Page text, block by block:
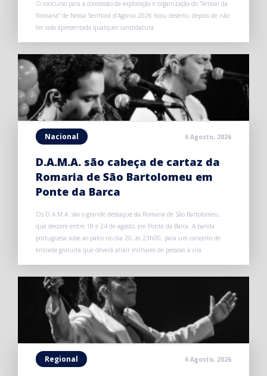
O concurso para a concessão da exploração e organização do “Arraial da
Romaria” de Nossa Senhora d’Agonia 2026 ficou deserto, depois de não
ter sido apresentada qualquer candidatura.
Nacional 6 Agosto, 2026
D.A.M.A. são cabeça de cartaz da
Romaria de São Bartolomeu em
Ponte da Barca
Os D.A.M.A. são o grande destaque da Romaria de São Bartolomeu,
que decorre entre 18 e 24 de agosto, em Ponte da Barca. A banda
portuguesa sobe ao palco no dia 20, às 23h00, para um concerto de
entrada gratuita que deverá atrair milhares de pessoas à vila.
Regional 6 Agosto, 2026